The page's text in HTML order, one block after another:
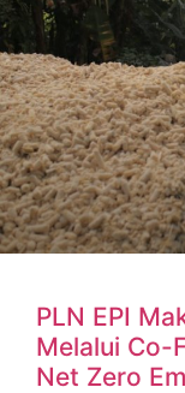
PLN EPI
Melalui Co-
Net Zero